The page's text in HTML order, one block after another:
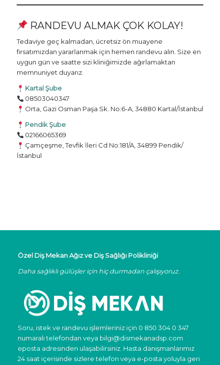
RANDEVU ALMAK ÇOK KOLAY!
Tedaviye geç kalmadan, ücretsiz ön muayene
fırsatımızdan yararlanmak için hemen randevu alın. Size en
uygun gün ve saatte sizi kliniğimizde ağırlamaktan
memnuniyet duyarız.
Kartal Şube
08503040347
Orta, Gazi Osman Paşa Sk. No:6-A, 34880 Kartal/İstanbul
Pendik Şube
02166065369
Çamçeşme, Tevfik İleri Cd No:181/A, 34899 Pendik/
İstanbul
Özel Diş Mekan Ağız ve Diş Sağlığı Polikliniği
Daha sağlıklı gülüşler için hiç durmadan çalışıyoruz.
Soru, istek ve randevu işlemleriniz için 0 850 304 0 347
numaralı telefondan veya bilgi@dismekanadsp.com
eposta adresinden ulaşabilirsiniz. Hasta danışmanlarımız
24 saat içerisinde sizlere telefon veya e-posta yoluyla geri